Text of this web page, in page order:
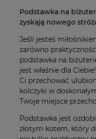
Podstawka na
zyskają nowego
Jeśli jesteś
zarówno
podstawka na
jest właśnie dla
Ci przechować
kolczyki w
Twoje miejsce
Podstawka jest
złotym kotem, który